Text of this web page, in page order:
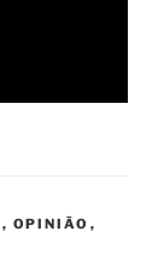
, OPINIÃO ,